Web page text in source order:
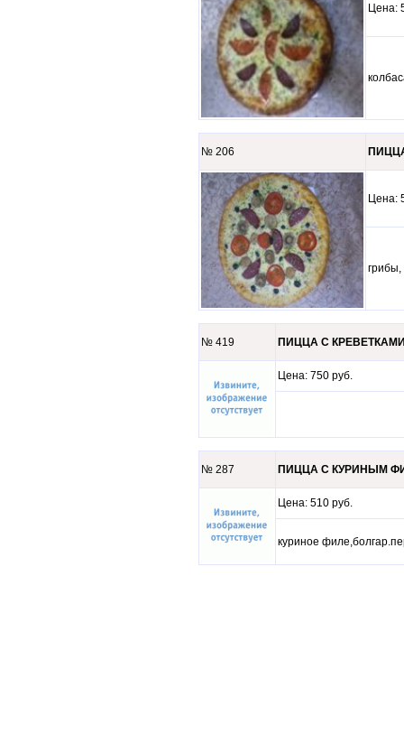
№ 206
грибы,
№ 419 ПИЦЦА С КРЕВЕТКАМИ
Цена: 750 руб.
№ 287 ПИЦЦА С КУРИНЫМ
Цена: 510 руб.
куриное